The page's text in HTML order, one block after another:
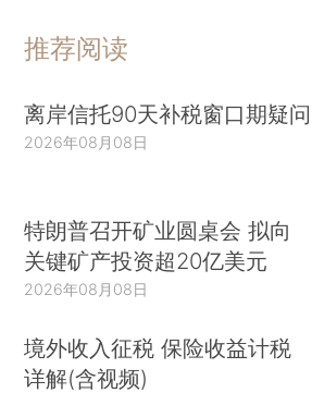
推荐阅读
离岸信托90天补税窗口期疑问
2026年08月08日
特朗普召开矿业圆桌会 拟向
关键矿产投资超20亿美元
2026年08月08日
境外收入征税 保险收益计税
详解(含视频)